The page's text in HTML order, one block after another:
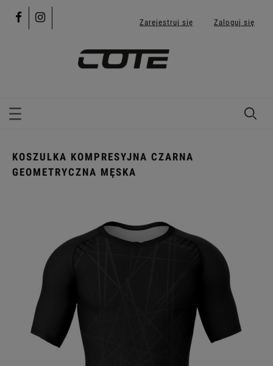
Zarejestruj się Zaloguj się
KOSZULKA KOMPRESYJNA CZARNA
GEOMETRYCZNA MĘSKA